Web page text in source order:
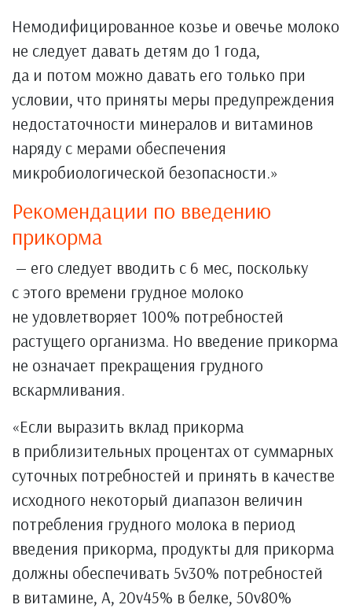
Немодифицированное козье и овечье молоко
не следует давать детям до 1 года,
да и потом можно давать его только при
условии, что приняты меры предупреждения
недостаточности минералов и витаминов
наряду с мерами обеспечения
микробиологической безопасности.»
Рекомендации по введению
прикорма
— его следует вводить с 6 мес, поскольку
с этого времени грудное молоко
не удовлетворяет 100% потребностей
растущего организма. Но введение прикорма
не означает прекращения грудного
вскармливания.
«Если выразить вклад прикорма
в приблизительных процентах от суммарных
суточных потребностей и принять в качестве
исходного некоторый диапазон величин
потребления грудного молока в период
введения прикорма, продукты для прикорма
должны обеспечивать 5v30% потребностей
в витамине, А, 20v45% в белке, 50v80%